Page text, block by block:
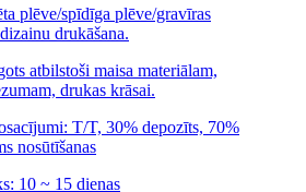
plēve/spīdīga plēve/gravīras
drukāšana.
atbilstoši maisa materiālam,
drukas krāsai.
T/T, 30% depozīts, 70%
nosūtīšanas
10 ~ 15 dienas